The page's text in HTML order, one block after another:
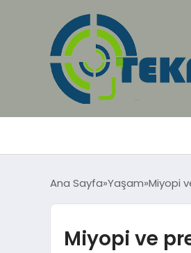
Ana Sayfa Yaşam Miyopi
Miyopi ve